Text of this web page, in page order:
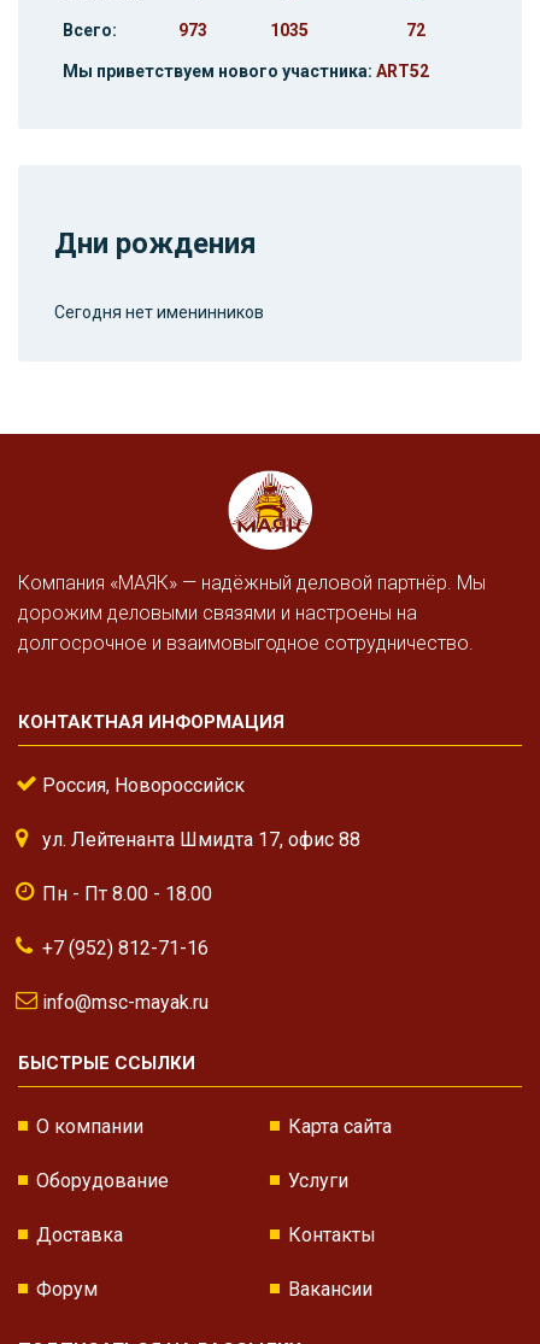
Всего: 973 1035 72
Мы приветствуем нового участника: ART52
Дни рождения
Сегодня нет именинников
Компания «МАЯК» — надёжный деловой партнёр. Мы
дорожим деловыми связями и настроены на
долгосрочное и взаимовыгодное сотрудничество.
КОНТАКТНАЯ ИНФОРМАЦИЯ
Россия, Новороссийск
ул. Лейтенанта Шмидта 17, офис 88
Пн - Пт 8.00 - 18.00
+7 (952) 812-71-16
info@msc-mayak.ru
БЫСТРЫЕ ССЫЛКИ
О компании Карта сайта
Оборудование Услуги
Доставка Контакты
Форум Вакансии